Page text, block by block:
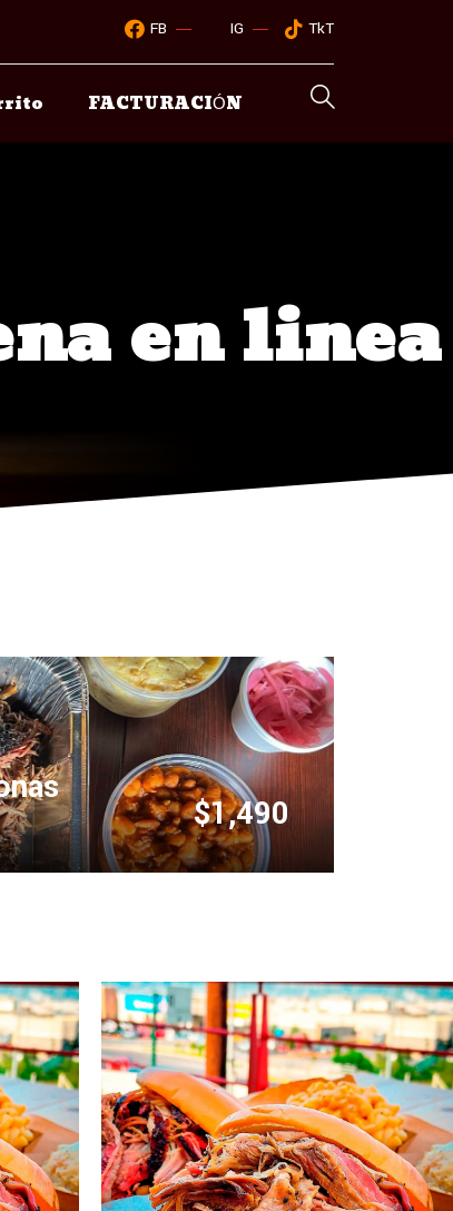
FB IG TkT
FACTURACIÓN
en linea
$1,490